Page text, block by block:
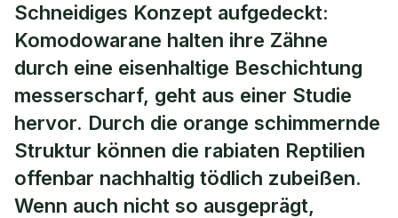
Eisen-beschichtete „Drachenzähne“
im Visier
Schneidiges Konzept aufgedeckt:
Komodowarane halten ihre Zähne
durch eine eisenhaltige Beschichtung
messerscharf, geht aus einer Studie
hervor. Durch die orange schimmernde
Struktur können die rabiaten Reptilien
offenbar nachhaltig tödlich zubeißen.
Wenn auch nicht so ausgeprägt,